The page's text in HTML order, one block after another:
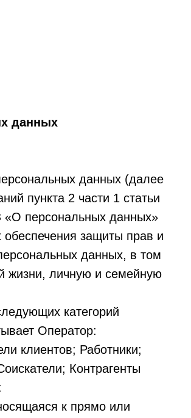
данных
данных (далее
пункта 2 части 1 статьи
«О персональных данных»
защиты прав и
данных, в том
жизни, личную и семейную
категорий
Оператор:
клиентов; Работники;
Контрагенты
к прямо или